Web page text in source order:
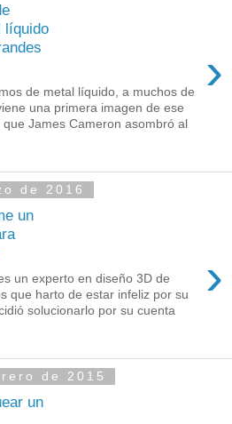
líquido
›
de metal líquido, a muchos de
una primera imagen de ese
James Cameron asombró al
de 2016
un
›
un experto en diseño 3D de
que harto de estar infeliz por su
solucionarlo por su cuenta
de 2015
un